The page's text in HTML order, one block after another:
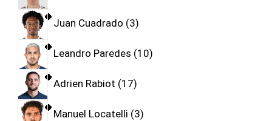
Juan Cuadrado 3
Leandro Paredes 10
Adrien Rabiot 17
Manuel Locatelli 3